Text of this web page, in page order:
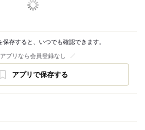
保存すると、いつでも確認できます。
アプリなら会員登録なし
アプリで保存する